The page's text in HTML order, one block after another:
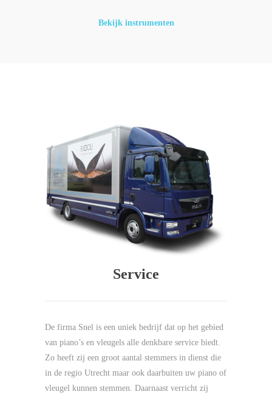
Bekijk instrumenten
Service
De firma Snel is een uniek bedrijf dat op het gebied
van piano’s en vleugels alle denkbare service biedt.
Zo heeft zij een groot aantal stemmers in dienst die
in de regio Utrecht maar ook daarbuiten uw piano of
vleugel kunnen stemmen. Daarnaast verricht zij